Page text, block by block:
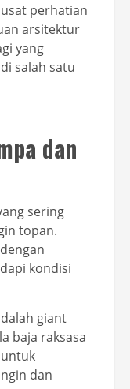
perhatian
arsitektur
yang
salah satu
dan
sering
topan.
kondisi
giant
baja raksasa
dan